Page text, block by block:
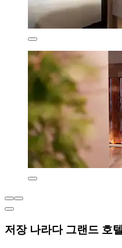
저장 나라다 그랜드 호텔